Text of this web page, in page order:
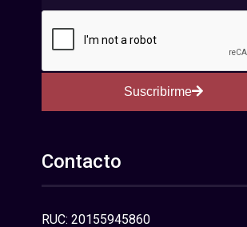
Suscribirme
Contacto
RUC: 20155945860